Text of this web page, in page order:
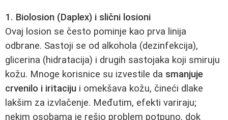
1. Biolosion (Daplex) i slični losioni
Ovaj losion se često pominje kao prva linija
odbrane. Sastoji se od alkohola (dezinfekcija),
glicerina (hidratacija) i drugih sastojaka koji smiruju
kožu. Mnoge korisnice su izvestile da smanjuje
crvenilo i iritaciju i omekšava kožu, čineći dlake
lakšim za izvlačenje. Međutim, efekti variraju;
nekim osobama je rešio problem potpuno, dok